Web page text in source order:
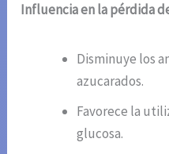
Influencia en la pérdida
Disminuye los
azucarados.
Favorece la
glucosa.